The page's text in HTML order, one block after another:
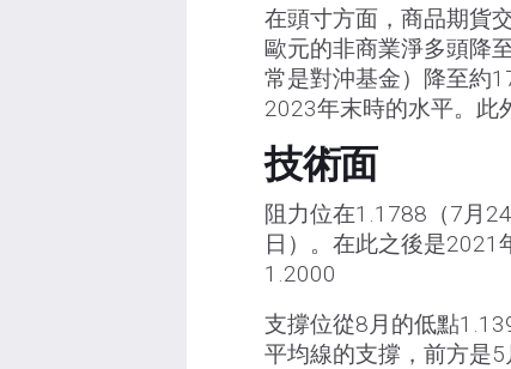
在頭寸方面，商品期貨
歐元的非商業淨多頭降
常是對沖基金）降至約
2023年末時的水平。此
技術面
阻力位在1.1788（7月
日）。在此之後是2021
1.2000
支撐位從8月的低點
平均線的支撐，前方是